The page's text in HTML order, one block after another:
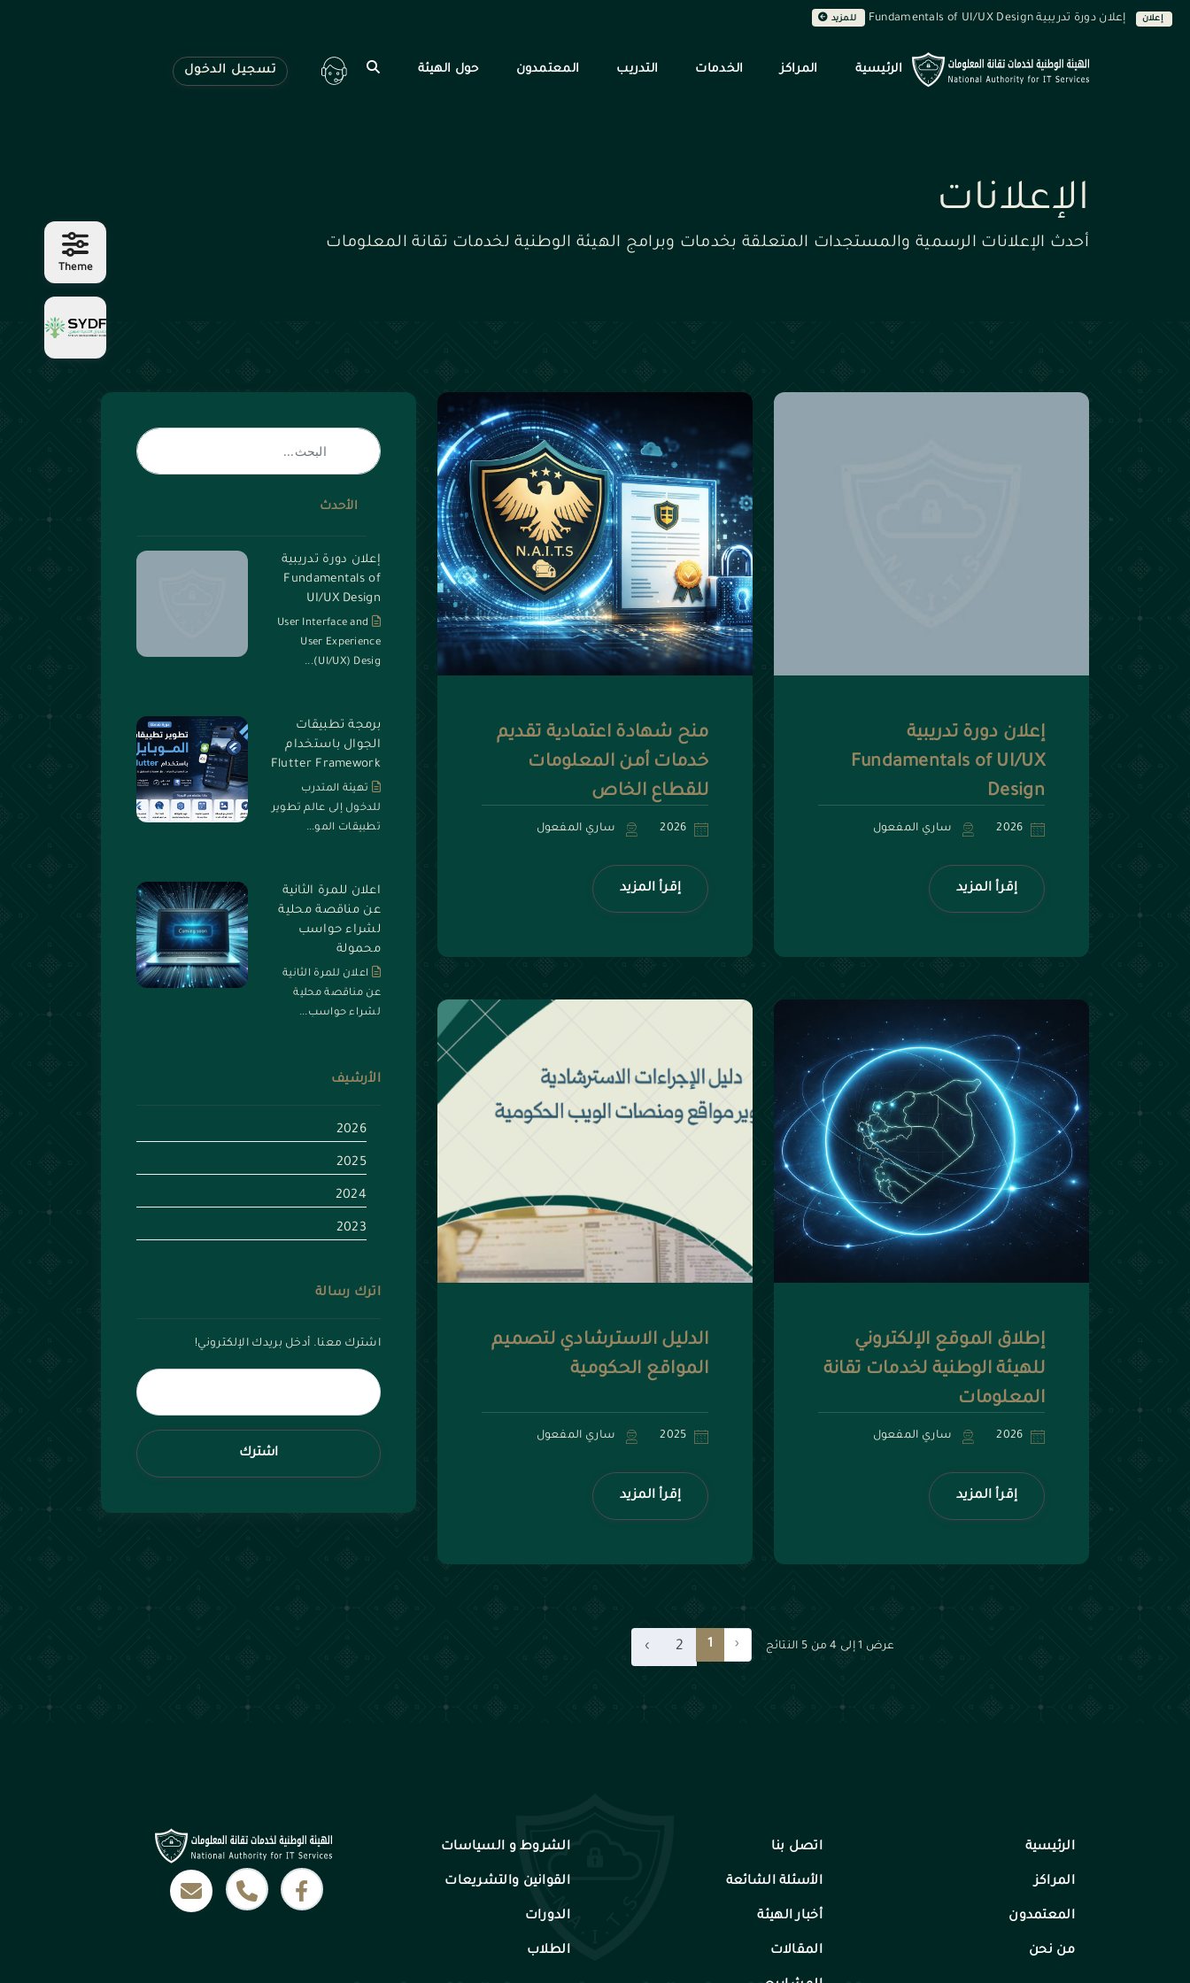
إعلان إعلان دورة تدريبية Fundamentals of UI/UX Design للمزيد
الرئيسية المراكز الخدمات التدريب المعتمدون حول الهيئة تسجيل الدخول
Theme
الإعلانات
أحدث الإعلانات الرسمية والمستجدات المتعلقة بخدمات وبرامج الهيئة الوطنية لخدمات تقانة المعلومات
إعلان دورة تدريبية
Fundamentals of UI/UX
Design
2026 ساري المفعول
إقرأ المزيد
منح شهادة اعتمادية تقديم
خدمات أمن المعلومات
للقطاع الخاص
2026 ساري المفعول
إقرأ المزيد
إطلاق الموقع الإلكتروني
للهيئة الوطنية لخدمات تقانة
المعلومات
2026 ساري المفعول
إقرأ المزيد
الدليل الاسترشادي لتصميم
المواقع الحكومية
2025 ساري المفعول
إقرأ المزيد
عرض 1 إلى 4من 5 النتائج ‹
1
2
›
الأحدث
إعلان دورة تدريبية
Fundamentals of
UI/UX Design
User Interface and
User Experience
(UI/UX) Desig...
برمجة تطبيقات
الجوال باستخدام
Flutter Framework
تهيئة المتدرب
للدخول إلى عالم تطوير
تطبيقات المو...
اعلان للمرة الثانية
عن مناقصة محلية
لشراء حواسب
محمولة
اعلان للمرة الثانية
عن مناقصة محلية
لشراء حواسب...
الأرشيف
2026
2025
2024
2023
اترك رسالة
اشترك معنا. أدخل بريدك الإلكتروني!
اشترك
الرئيسية
المراكز
المعتمدون
من نحن
اتصل بنا
الأسئلة الشائعة
أخبار الهيئة
المقالات
الشروط و السياسات
القوانين والتشريعات
الدورات
الطلاب